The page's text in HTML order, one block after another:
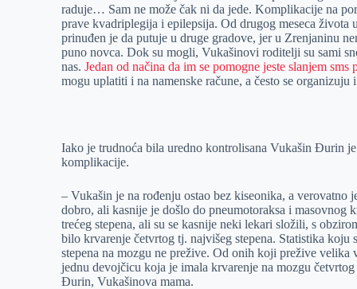
r
n
A
p
p
i
l
raduje… Sam ne može čak ni da jede. Komplikacije na
prave kvadriplegija i epilepsija. Od drugog meseca
prinuđen je da putuje u druge gradove, jer u Zrenjaninu
puno novca. Dok su mogli, Vukašinovi roditelji su sami
nas. Jedan od načina da im se pomogne jeste slanjem
mogu uplatiti i na namenske račune, a često se organizuju
Iako je trudnoća bila uredno kontrolisana Vukašin Đurin
komplikacije.
– Vukašin je na rođenju ostao bez kiseonika, a
dobro, ali kasnije je došlo do pneumotoraksa i masovnog
trećeg stepena, ali su se kasnije neki lekari složili, s
bilo krvarenje četvrtog tj. najvišeg stepena. Statistika koju
stepena na mozgu ne prežive. Od onih koji prežive velika
jednu devojčicu koja je imala krvarenje na mozgu
Đurin, Vukašinova mama.